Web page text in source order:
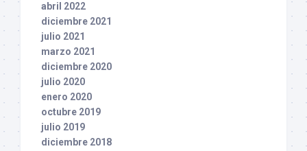
abril 2022
diciembre 2021
julio 2021
marzo 2021
diciembre 2020
julio 2020
enero 2020
octubre 2019
julio 2019
diciembre 2018